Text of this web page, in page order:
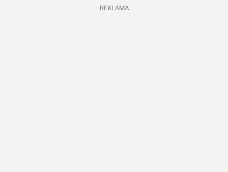
REKLAMA